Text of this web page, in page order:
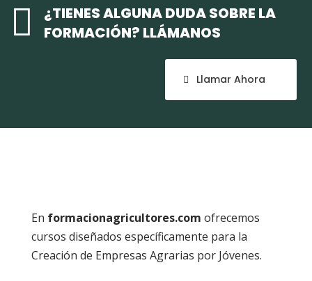

¿TIENES ALGUNA DUDA SOBRE LA
FORMACIÓN? LLÁMANOS
Llamar Ahora
En formacionagricultores.com ofrecemos
cursos diseñados específicamente para la
Creación de Empresas Agrarias por Jóvenes.